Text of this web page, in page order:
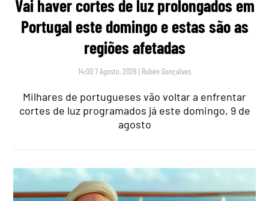
Vai haver cortes de luz prolongados em
Portugal este domingo e estas são as
regiões afetadas
14:00 7 Agosto, 2026 | Rubén Gonçalves
Milhares de portugueses vão voltar a enfrentar
cortes de luz programados já este domingo, 9 de
agosto